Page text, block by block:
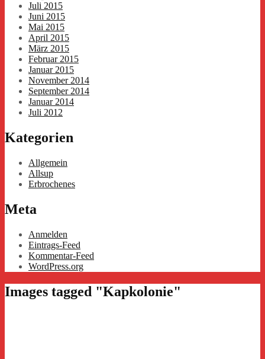
Juli 2015
Juni 2015
Mai 2015
April 2015
März 2015
Februar 2015
Januar 2015
November 2014
September 2014
Januar 2014
Juli 2012
Kategorien
Allgemein
Allsup
Erbrochenes
Meta
Anmelden
Eintrags-Feed
Kommentar-Feed
WordPress.org
Images tagged "Kapkolonie"